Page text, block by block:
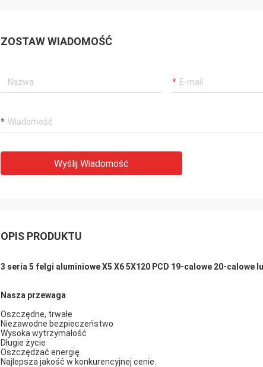
ZOSTAW WIADOMOŚĆ
Wyślij Wiadomość
OPIS PRODUKTU
3 seria 5 felgi aluminiowe X5 X6 5X120 PCD 19-calowe 20-calowe
Nasza przewaga
Oszczędne, trwałe
Niezawodne bezpieczeństwo
Wysoka wytrzymałość
Długie życie
Oszczędzać energię
Najlepsza jakość w konkurencyjnej cenie.